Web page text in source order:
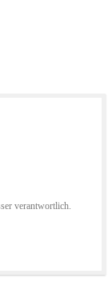
verantwortlich.